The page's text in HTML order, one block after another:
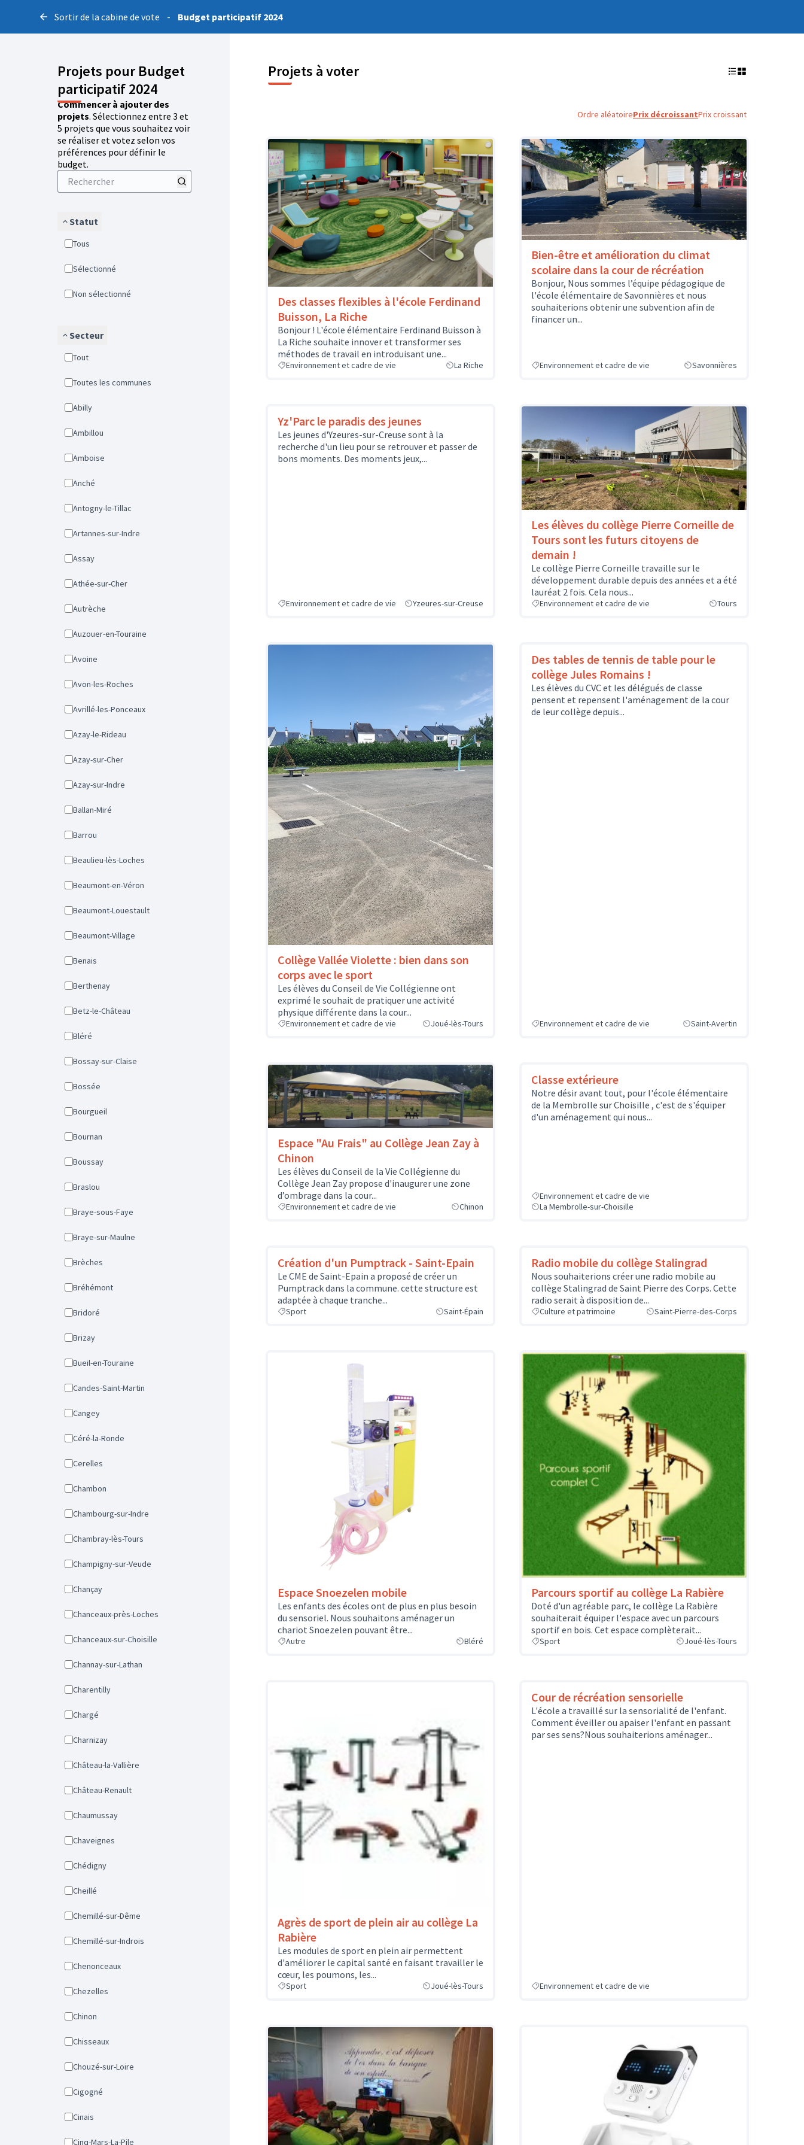
Sortir de la cabine de vote - Budget participatif 2024
Projets pour Budget
participatif 2024
Commencer à ajouter des
projets. Sélectionnez entre 3 et
5 projets que vous souhaitez voir
se réaliser et votez selon vos
préférences pour définir le
budget.
Statut
Tous
Sélectionné
Non sélectionné
Secteur
Tout
Toutes les communes
Abilly
Ambillou
Amboise
Anché
Antogny-le-Tillac
Artannes-sur-Indre
Assay
Athée-sur-Cher
Autrèche
Auzouer-en-Touraine
Avoine
Avon-les-Roches
Avrillé-les-Ponceaux
Azay-le-Rideau
Azay-sur-Cher
Azay-sur-Indre
Ballan-Miré
Barrou
Beaulieu-lès-Loches
Beaumont-en-Véron
Beaumont-Louestault
Beaumont-Village
Benais
Berthenay
Betz-le-Château
Bléré
Bossay-sur-Claise
Bossée
Bourgueil
Bournan
Boussay
Braslou
Braye-sous-Faye
Braye-sur-Maulne
Brèches
Bréhémont
Bridoré
Brizay
Bueil-en-Touraine
Candes-Saint-Martin
Cangey
Céré-la-Ronde
Cerelles
Chambon
Chambourg-sur-Indre
Chambray-lès-Tours
Champigny-sur-Veude
Chançay
Chanceaux-près-Loches
Chanceaux-sur-Choisille
Channay-sur-Lathan
Charentilly
Chargé
Charnizay
Château-la-Vallière
Château-Renault
Chaumussay
Chaveignes
Chédigny
Cheillé
Chemillé-sur-Dême
Chemillé-sur-Indrois
Chenonceaux
Chezelles
Chinon
Chisseaux
Chouzé-sur-Loire
Cigogné
Cinais
Cinq-Mars-La-Pile
Projets à voter
Ordre aléatoirePrix décroissantPrix croissant
Des classes flexibles à l'école Ferdinand
Buisson, La Riche
Bonjour ! L'école élémentaire Ferdinand Buisson à
La Riche souhaite innover et transformer ses
méthodes de travail en introduisant une...
Environnement et cadre de vie La Riche
Bien-être et amélioration du climat
scolaire dans la cour de récréation
Bonjour, Nous sommes l’équipe pédagogique de
l'école élémentaire de Savonnières et nous
souhaiterions obtenir une subvention afin de
financer un...
Environnement et cadre de vie Savonnières
Yz'Parc le paradis des jeunes
Les jeunes d'Yzeures-sur-Creuse sont à la
recherche d'un lieu pour se retrouver et passer de
bons moments. Des moments jeux,...
Environnement et cadre de vie Yzeures-sur-Creuse
Les élèves du collège Pierre Corneille de
Tours sont les futurs citoyens de
demain !
Le collège Pierre Corneille travaille sur le
développement durable depuis des années et a été
lauréat 2 fois. Cela nous...
Environnement et cadre de vie Tours
Collège Vallée Violette : bien dans son
corps avec le sport
Les élèves du Conseil de Vie Collégienne ont
exprimé le souhait de pratiquer une activité
physique différente dans la cour...
Environnement et cadre de vie Joué-lès-Tours
Des tables de tennis de table pour le
collège Jules Romains !
Les élèves du CVC et les délégués de classe
pensent et repensent l'aménagement de la cour
de leur collège depuis...
Environnement et cadre de vie Saint-Avertin
Espace "Au Frais" au Collège Jean Zay à
Chinon
Les élèves du Conseil de la Vie Collégienne du
Collège Jean Zay propose d'inaugurer une zone
d’ombrage dans la cour...
Environnement et cadre de vie Chinon
Classe extérieure
Notre désir avant tout, pour l'école élémentaire
de la Membrolle sur Choisille , c'est de s'équiper
d'un aménagement qui nous...
Environnement et cadre de vie
La Membrolle-sur-Choisille
Création d'un Pumptrack - Saint-Epain
Le CME de Saint-Epain a proposé de créer un
Pumptrack dans la commune. cette structure est
adaptée à chaque tranche...
Sport Saint-Épain
Radio mobile du collège Stalingrad
Nous souhaiterions créer une radio mobile au
collège Stalingrad de Saint Pierre des Corps. Cette
radio serait à disposition de...
Culture et patrimoine Saint-Pierre-des-Corps
Espace Snoezelen mobile
Les enfants des écoles ont de plus en plus besoin
du sensoriel. Nous souhaitons aménager un
chariot Snoezelen pouvant être...
Autre Bléré
Parcours sportif au collège La Rabière
Doté d'un agréable parc, le collège La Rabière
souhaiterait équiper l'espace avec un parcours
sportif en bois. Cet espace complèterait...
Sport Joué-lès-Tours
Agrès de sport de plein air au collège La
Rabière
Les modules de sport en plein air permettent
d'améliorer le capital santé en faisant travailler le
cœur, les poumons, les...
Sport Joué-lès-Tours
Cour de récréation sensorielle
L'école a travaillé sur la sensorialité de l'enfant.
Comment éveiller ou apaiser l'enfant en passant
par ses sens?Nous souhaiterions aménager...
Environnement et cadre de vie